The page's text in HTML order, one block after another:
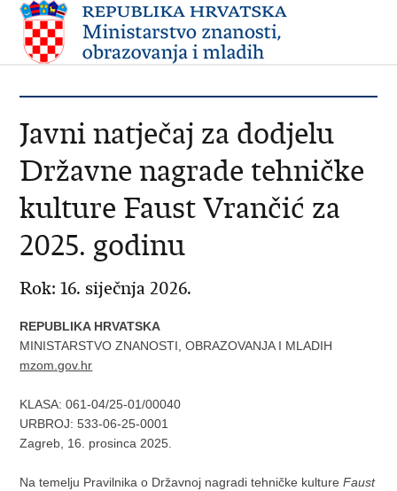
Javni natječaj za dodjelu
Državne nagrade tehničke
kulture Faust Vrančić za
2025. godinu
Rok: 16. siječnja 2026.
REPUBLIKA HRVATSKA
MINISTARSTVO ZNANOSTI, OBRAZOVANJA I MLADIH
mzom.gov.hr
KLASA: 061-04/25-01/00040
URBROJ: 533-06-25-0001
Zagreb, 16. prosinca 2025.
Na temelju Pravilnika o Državnoj nagradi tehničke kultureFaust